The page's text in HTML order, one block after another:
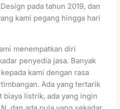
pada tahun 2019, dan
kami pegang hingga hari
menempatkan diri
penyedia jasa. Banyak
kami dengan rasa
Ada yang tertarik
biaya listrik, ada yang ingin